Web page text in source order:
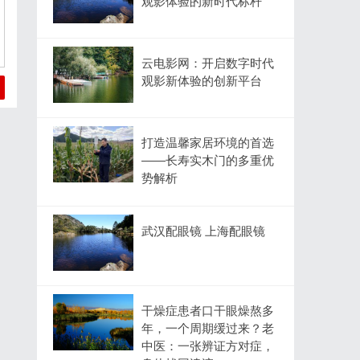
云电影网：开启数字时代
观影新体验的创新平台
打造温馨家居环境的首选
——长寿实木门的多重优
势解析
武汉配眼镜 上海配眼镜
干燥症患者口干眼燥熬多
年，一个周期缓过来？老
中医：一张辨证方对症，